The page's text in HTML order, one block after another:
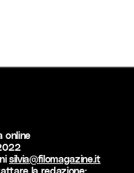
online
silvia@filomagazine.it
la redazione: